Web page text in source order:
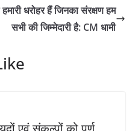
धरोहर हैं जिनका संरक्षण हम
सभी की जिम्मेदारी है: CM धामी